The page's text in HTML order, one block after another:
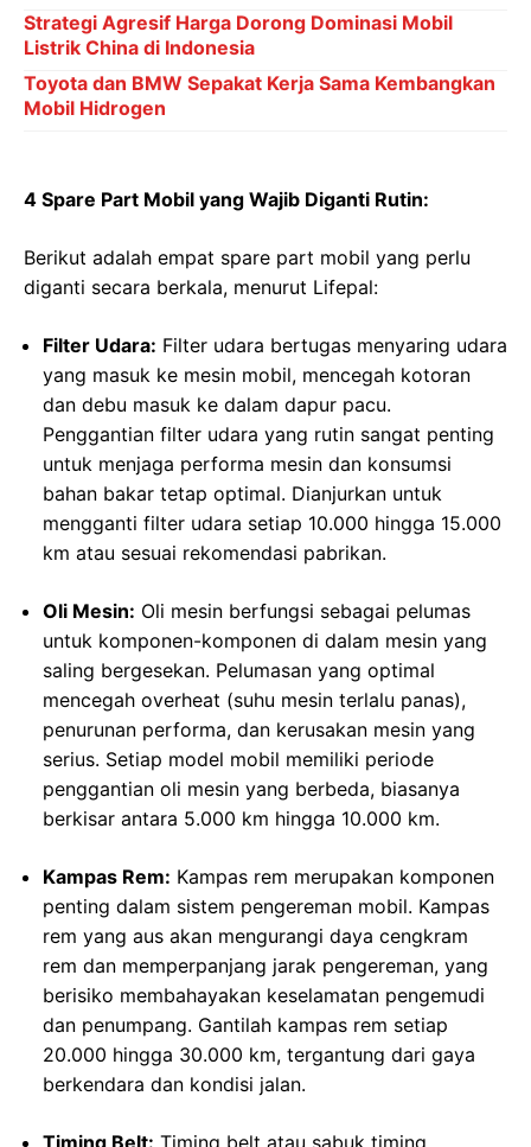
Strategi Agresif Harga Dorong Dominasi Mobil
Listrik China di Indonesia
Toyota dan BMW Sepakat Kerja Sama Kembangkan
Mobil Hidrogen
4 Spare Part Mobil yang Wajib Diganti Rutin:
Berikut adalah empat spare part mobil yang perlu
diganti secara berkala, menurut Lifepal:
Filter Udara: Filter udara bertugas menyaring udara
yang masuk ke mesin mobil, mencegah kotoran
dan debu masuk ke dalam dapur pacu.
Penggantian filter udara yang rutin sangat penting
untuk menjaga performa mesin dan konsumsi
bahan bakar tetap optimal. Dianjurkan untuk
mengganti filter udara setiap 10.000 hingga 15.000
km atau sesuai rekomendasi pabrikan.
Oli Mesin: Oli mesin berfungsi sebagai pelumas
untuk komponen-komponen di dalam mesin yang
saling bergesekan. Pelumasan yang optimal
mencegah overheat (suhu mesin terlalu panas),
penurunan performa, dan kerusakan mesin yang
serius. Setiap model mobil memiliki periode
penggantian oli mesin yang berbeda, biasanya
berkisar antara 5.000 km hingga 10.000 km.
Kampas Rem: Kampas rem merupakan komponen
penting dalam sistem pengereman mobil. Kampas
rem yang aus akan mengurangi daya cengkram
rem dan memperpanjang jarak pengereman, yang
berisiko membahayakan keselamatan pengemudi
dan penumpang. Gantilah kampas rem setiap
20.000 hingga 30.000 km, tergantung dari gaya
berkendara dan kondisi jalan.
Timing Belt: Timing belt atau sabuk timing